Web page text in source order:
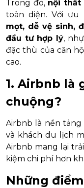
Trong đó, nội thất
toàn diện. Với ưu
mọt, dễ vệ sinh,
đầu tư hợp lý,
đặc thù của căn
cao.
1. Airbnb là
chuộng?
Airbnb là nền
và khách du lịch
Airbnb mang lại
kiệm chi phí hơn
Những